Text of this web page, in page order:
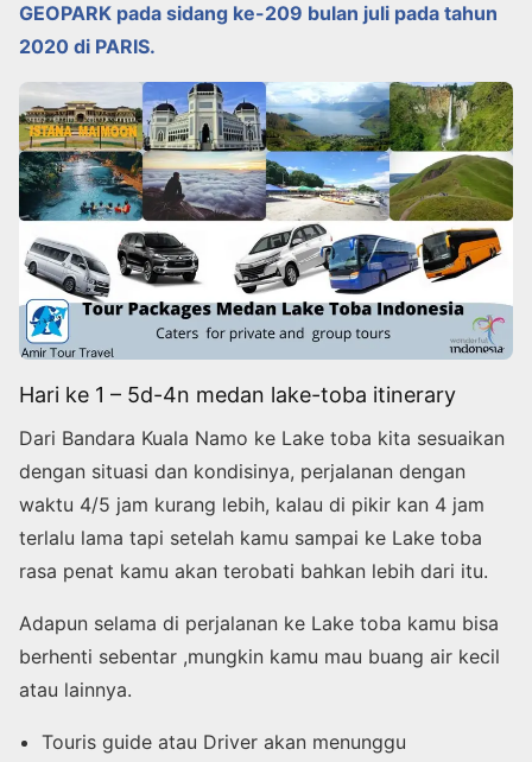
GEOPARK pada sidang ke-209 bulan juli pada tahun
2020 di PARIS.
Hari ke 1 – 5d-4n medan lake-toba itinerary
Dari Bandara Kuala Namo ke Lake toba kita sesuaikan
dengan situasi dan kondisinya, perjalanan dengan
waktu 4/5 jam kurang lebih, kalau di pikir kan 4 jam
terlalu lama tapi setelah kamu sampai ke Lake toba
rasa penat kamu akan terobati bahkan lebih dari itu.
Adapun selama di perjalanan ke Lake toba kamu bisa
berhenti sebentar ,mungkin kamu mau buang air kecil
atau lainnya.
Touris guide atau Driver akan menunggu